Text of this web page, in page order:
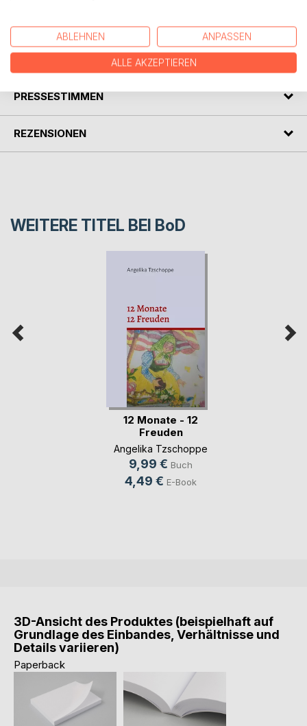
PRESSESTIMMEN
REZENSIONEN
WEITERE TITEL BEI BoD
12 Monate - 12
Freuden
Angelika Tzschoppe
9,99 € Buch
4,49 € E-Book
3D-Ansicht des Produktes (beispielhaft auf
Grundlage des Einbandes, Verhältnisse und
Details variieren)
Paperback
ABLEHNEN ANPASSEN
ALLE AKZEPTIEREN